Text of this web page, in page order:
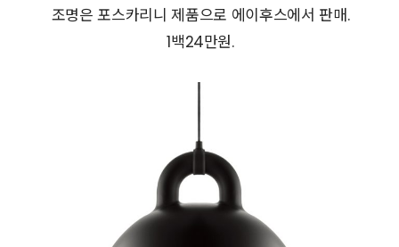
조명은 포스카리니 제품으로 에이후스에서 판매.
1백24만원.